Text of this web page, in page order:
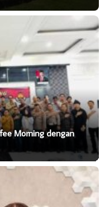
Morning dengan